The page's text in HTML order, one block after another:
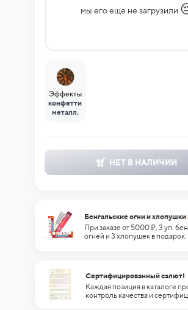
мы его еще не загрузили
Эффекты
конфетти
металл.
НЕТ В НАЛИЧИИ
Бенгальские огни и хлопушки
При заказе от 5000 ₽, 3 уп.
огней и 3 хлопушек в подарок.
Сертифицированный салют!
Каждая позиция в каталоге
контроль качества и